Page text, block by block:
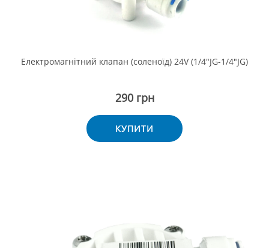
Електромагнітний клапан (соленоїд) 24V (1/4"JG-1/4"JG)
290 грн
КУПИТИ